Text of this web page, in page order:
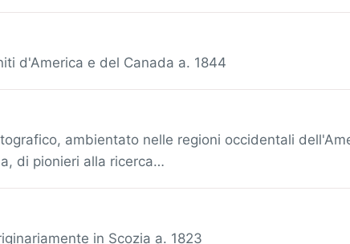
d'America e del Canada a. 1844
ambientato nelle regioni occidentali
di pionieri alla ricerca…
in Scozia a. 1823